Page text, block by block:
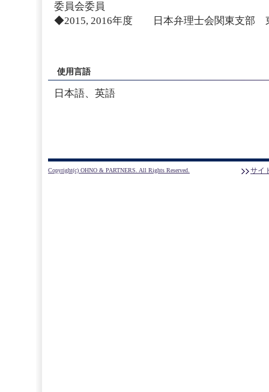
委員会委員
◆2015, 2016年度 日本弁理士会関東支部
使用言語
日本語、英語
Copyright(c) OHNO & PARTNERS. All Rights Reserved. サイ